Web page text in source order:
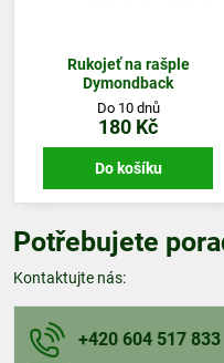
Rukojeť na rašple
Dymondback
Do 10 dnů
180 Kč
Do košíku
Potřebujete
Kontaktujte nás:
+420 604 517 833